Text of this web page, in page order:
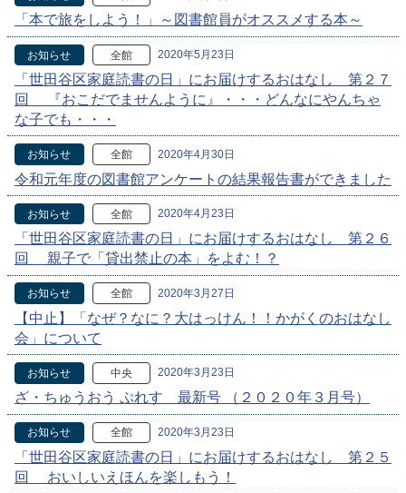
「本で旅をしよう！」～図書館員がオススメする本～
お知らせ 全館 2020年5月23日
「世田谷区家庭読書の日」にお届けするおはなし 第２７
回 『おこだでませんように』・・・どんなにやんちゃ
な子でも・・・
お知らせ 全館 2020年4月30日
令和元年度の図書館アンケートの結果報告書ができました
お知らせ 全館 2020年4月23日
「世田谷区家庭読書の日」にお届けするおはなし 第２６
回 親子で「貸出禁止の本」をよむ！？
お知らせ 全館 2020年3月27日
【中止】「なぜ？なに？大はっけん！！かがくのおはなし
会」について
お知らせ 中央 2020年3月23日
ざ・ちゅうおう ぷれす 最新号 （２０２０年３月号）
お知らせ 全館 2020年3月23日
「世田谷区家庭読書の日」にお届けするおはなし 第２５
回 おいしいえほんを楽しもう！